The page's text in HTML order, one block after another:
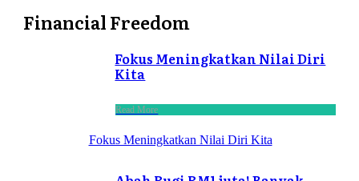
Financial Freedom
Fokus Meningkatkan Nilai Diri
Kita
Read More
Fokus Meningkatkan Nilai Diri Kita